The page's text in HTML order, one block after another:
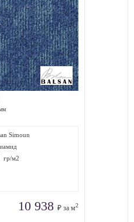
Simoun
гр/м2
10 938 ₽ за м2